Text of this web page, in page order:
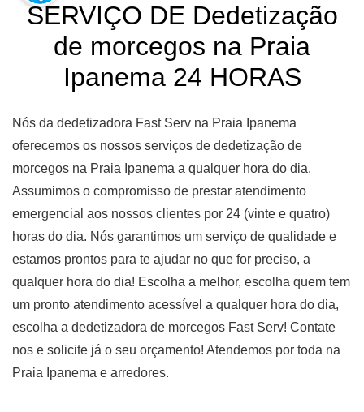
SERVIÇO DE Dedetização
de morcegos na Praia
Ipanema 24 HORAS
Nós da dedetizadora Fast Serv na Praia Ipanema
oferecemos os nossos serviços de dedetização de
morcegos na Praia Ipanema a qualquer hora do dia.
Assumimos o compromisso de prestar atendimento
emergencial aos nossos clientes por 24 (vinte e quatro)
horas do dia. Nós garantimos um serviço de qualidade e
estamos prontos para te ajudar no que for preciso, a
qualquer hora do dia! Escolha a melhor, escolha quem tem
um pronto atendimento acessível a qualquer hora do dia,
escolha a dedetizadora de morcegos Fast Serv! Contate
nos e solicite já o seu orçamento! Atendemos por toda na
Praia Ipanema e arredores.